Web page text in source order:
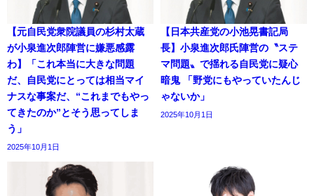
【元自民党衆院議員の杉村太蔵
が小泉進次郎陣営に嫌悪感露
わ】「これ本当に大きな問題
だ、自民党にとっては相当マイ
ナスな事案だ、“これまでもやっ
てきたのか”とそう思ってしま
う」
2025年10月1日
【日本共産党の小池晃書記局
長】小泉進次郎氏陣営の〝ステ
マ問題〟で揺れる自民党に疑心
暗鬼 「野党にもやっていたんじ
ゃないか」
2025年10月1日